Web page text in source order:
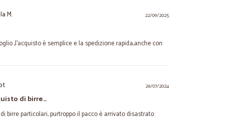
22/09/2025
M.
,l'acquisto è semplice e la spedizione rapida,anche con
26/07/2024
di birre…
birre particolari, purtroppo il pacco è arrivato disastrato